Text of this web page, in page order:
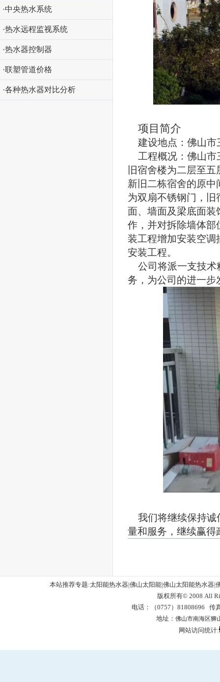
·中央热水系统
·热水远程监视系统
·热水器控制器
·联塑管道价格
·各种热水器对比分析
项目简介
建设地点：佛山
工程概况：佛山
旧宿舍楼为二层至
新旧二栋宿舍的原
为双扇不锈钢门，
面、墙面及梁底面装
作，并对拆除墙体部
装工程增加安装空
安装工程。
公司将派一支技
务，为公司的进一步
我们将继续保持
量和服务，继续赢得
本站推荐专题:太阳能热水器|佛山太阳能|佛山太阳能热水器
版权所有© 2008 All
电话：（0757）81808696 传
地址： 佛山市南海区狮
网站访问统计: